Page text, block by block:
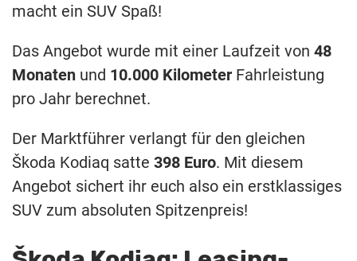
macht ein SUV Spaß!
Das Angebot wurde mit einer Laufzeit von 48
Monaten und 10.000 Kilometer Fahrleistung
pro Jahr berechnet.
Der Marktführer verlangt für den gleichen
Škoda Kodiaq satte 398 Euro. Mit diesem
Angebot sichert ihr euch also ein erstklassiges
SUV zum absoluten Spitzenpreis!